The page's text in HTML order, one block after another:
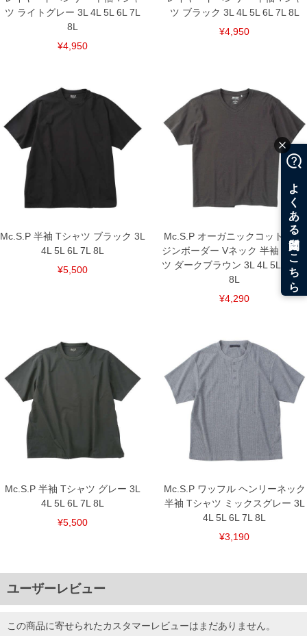
ツ ライトグレー 3L 4L 5L 6L 7L
8L
¥4,950
ツ ブラック 3L 4L 5L 6L 7L 8L
¥4,950
Mc.S.P 半袖 Tシャツ ブラック 3L
4L 5L 6L 7L 8L
¥5,500
Mc.S.P オーガニックコットン ミ
ジンボーダー Vネック 半袖 Tシャ
ツ ダークブラウン 3L 4L 5L 6L 7L
8L
¥4,290
Mc.S.P 半袖 Tシャツ グレー 3L
4L 5L 6L 7L 8L
¥5,500
Mc.S.P ワッフル ヘンリーネック
半袖 Tシャツ ミックスグレー 3L
4L 5L 6L 7L 8L
¥3,190
ユーザーレビュー
この商品に寄せられたカスタマーレビューはまだありません。